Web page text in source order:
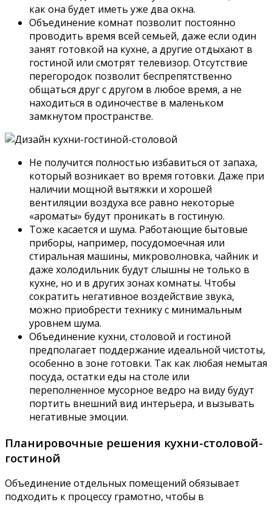
как она будет иметь уже два окна.
Объединение комнат позволит постоянно
проводить время всей семьей, даже если один
занят готовкой на кухне, а другие отдыхают в
гостиной или смотрят телевизор. Отсутствие
перегородок позволит беспрепятственно
общаться друг с другом в любое время, а не
находиться в одиночестве в маленьком
замкнутом пространстве.
Не получится полностью избавиться от запаха,
который возникает во время готовки. Даже при
наличии мощной вытяжки и хорошей
вентиляции воздуха все равно некоторые
«ароматы» будут проникать в гостиную.
Тоже касается и шума. Работающие бытовые
приборы, например, посудомоечная или
стиральная машины, микроволновка, чайник и
даже холодильник будут слышны не только в
кухне, но и в других зонах комнаты. Чтобы
сократить негативное воздействие звука,
можно приобрести технику с минимальным
уровнем шума.
Объединение кухни, столовой и гостиной
предполагает поддержание идеальной чистоты,
особенно в зоне готовки. Так как любая немытая
посуда, остатки еды на столе или
переполненное мусорное ведро на виду будут
портить внешний вид интерьера, и вызывать
негативные эмоции.
Планировочные решения кухни-столовой-
гостиной
Объединение отдельных помещений обязывает
подходить к процессу грамотно, чтобы в